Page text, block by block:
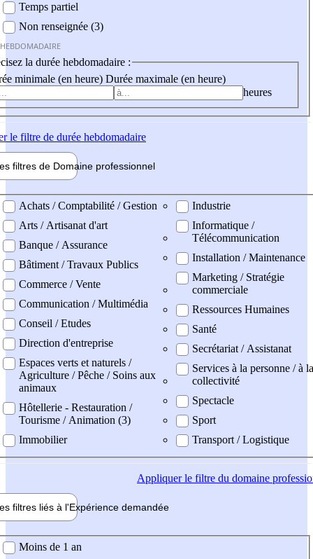
Temps partiel
Non renseignée (3)
la durée hebdomadaire :
minimale (en heure) Durée maximale (en heure)
heures
le filtre de durée hebdomadaire
filtres de Domaine professionnel
professionel
Achats / Comptabilité / Gestion
Arts / Artisanat d'art
Banque / Assurance
Bâtiment / Travaux Publics
Commerce / Vente
Communication / Multimédia
Conseil / Etudes
Direction d'entreprise
Espaces verts et naturels /
Agriculture / Pêche / Soins aux
animaux
Hôtellerie - Restauration /
Tourisme / Animation (3)
Immobilier
Industrie
Informatique /
Télécommunication
Installation / Maintenance
Marketing / Stratégie
commerciale
Ressources Humaines
Santé
Secrétariat / Assistanat
Services à la personne / à la
collectivité
Spectacle
Sport
Transport / Logistique
Appliquerle filtre du domaine
filtres liés à l'Expérience demandée
demandée
Moins de 1 an